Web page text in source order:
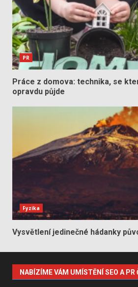
PR
Práce z domova: technika, se
opravdu půjde
Fyzika
Vysvětlení jedinečné hádanky
NABÍZÍME VÁM UMÍSTĚNÍ SEO A PR